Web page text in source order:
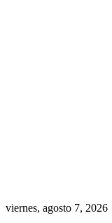
viernes, agosto 7, 2026